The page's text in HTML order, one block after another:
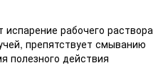
рабочего раствора
препятствует смыванию
полезного действия